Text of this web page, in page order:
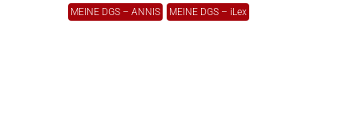
MEINE DGS – ANNIS MEINE DGS – iLex